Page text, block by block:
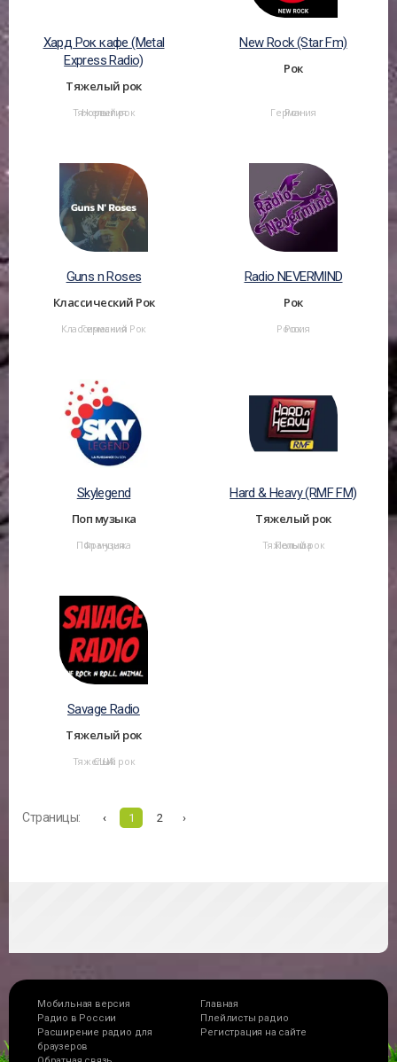
Хард Рок кафе (Metal
Express Radio)
Тяжелый рок
Тяжелый рок
Норвегия
New Rock (Star Fm)
Рок
Рок
Германия
Guns n Roses
Классический Рок
Классический Рок
Германия
Radio NEVERMIND
Рок
Рок
Россия
Skylegend
Поп музыка
Поп музыка
Франция
Hard & Heavy (RMF FM)
Тяжелый рок
Тяжелый рок
Польша
Savage Radio
Тяжелый рок
Тяжелый рок
США
Страницы: ‹ 1 2 ›
Мобильная версия
Главная
Радио в России
Плейлисты радио
Расширение радио для
браузеров
Регистрация на сайте